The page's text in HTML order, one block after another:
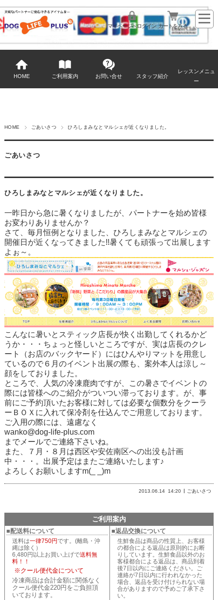
マイページへログイン カートをみる
HOME ご利用案内 お問い合せ スタッフ紹介
レッスンメニュ
ー
HOME ごあいさつ ひろしまみなとマルシェが近くなりました。
ごあいさつ
ひろしまみなとマルシェが近くなりました。
一昨日から急に暑くなりましたが、パートナーを始め皆様
お変わりありませんか？
さて、毎月恒例となりました、 ひろしまみなとマルシェの
開催日が近くなってきました!!暑くても頑張って出展します
よぉ～。
こんなに暑いとスティック店長が快く出勤してくれるかど
うか・・・ちょっと怪しいところですが、実は店長のクレ
ート（お店のバックヤード）にはひんやりマットを用意し
ているので６月のイベント出展の際も、案外本人は涼し～
顔をしておりました。
ところで、人気の冷凍鹿肉ですが、この暑さでイベントの
際には皆様へのご紹介がついつい滞っております。が、事
前にご予約頂いたお客様に対しては必要な個数分をクーラ
ーＢＯＸに入れて保冷剤を仕込んでご用意しております。
ご入用の際には、遠慮なく
wanko@dog-life-plus.com
までメールでご連絡下さいね。
また、７月・８月は西区や安佐南区への出没も計画
中・・・。出展予定はまたご連絡いたします♪
よろしくお願いしますm(_ _)m
2013.06.14 14:20 ごあいさつ
ご利用案内
■配送料について
送料は一律750円です。(離島・沖
縄は除く）
6,480円以上お買い上げで送料無
料！！
※クール便代金について
冷凍商品は合計金額に関係なく
クール便代金220円をご負担頂
いております。
■返品交換について
生鮮食品は商品の性質上、お客様
の都合による返品は原則的にお断
りしています。生鮮食品以外のお
客様都合による返品は、商品到着
後7日以内にご連絡ください。ご
連絡が7日以内に行われなかった
場合、返品を受け付けられない場
合がありますので予めご了承下さ
い。